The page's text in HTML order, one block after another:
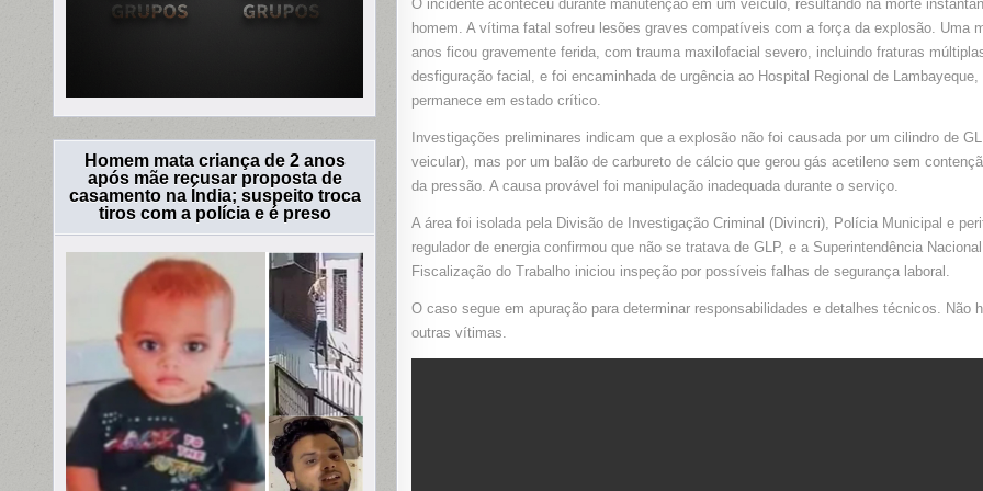
MORTO
UMA
MULHER
FERIDA
EM
O incidente aconteceu durante manutenção em um veículo, resultando na morte
homem. A vítima fatal sofreu lesões graves compatíveis com a força da explosão. Uma
anos ficou gravemente ferida, com trauma maxilofacial severo, incluindo fraturas
desfiguração facial, e foi encaminhada de urgência ao Hospital Regional de Lambayeque,
permanece em estado crítico.
Investigações preliminares indicam que a explosão não foi causada por um cilindro de
veicular), mas por um balão de carbureto de cálcio que gerou gás acetileno sem
da pressão. A causa provável foi manipulação inadequada durante o serviço.
A área foi isolada pela Divisão de Investigação Criminal (Divincri), Polícia Municipal e
regulador de energia confirmou que não se tratava de GLP, e a Superintendência
Fiscalização do Trabalho iniciou inspeção por possíveis falhas de segurança laboral.
O caso segue em apuração para determinar responsabilidades e detalhes técnicos. Não
outras vítimas.
Homem mata criança de 2 anos
após mãe recusar proposta de
casamento na Índia; suspeito troca
tiros com a polícia e é preso